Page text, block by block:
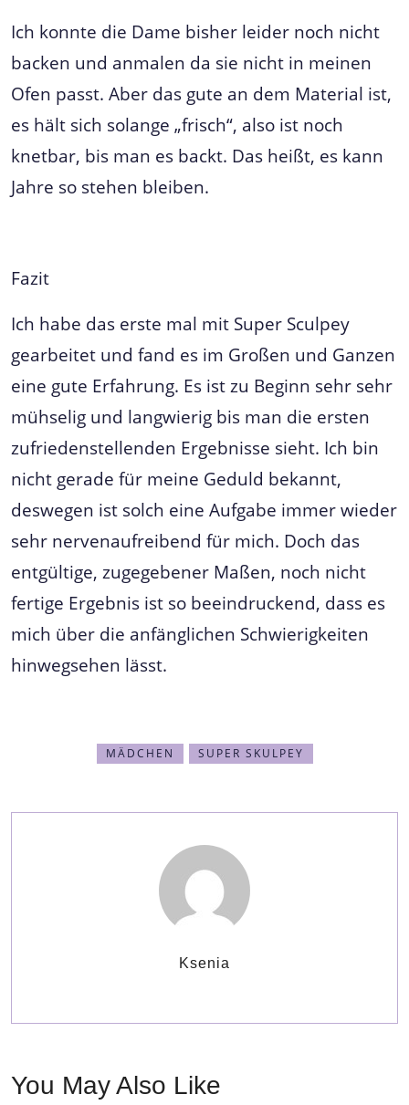
Ich konnte die Dame bisher leider noch nicht
backen und anmalen da sie nicht in meinen
Ofen passt. Aber das gute an dem Material ist,
es hält sich solange „frisch“, also ist noch
knetbar, bis man es backt. Das heißt, es kann
Jahre so stehen bleiben.
Fazit
Ich habe das erste mal mit Super Sculpey
gearbeitet und fand es im Großen und Ganzen
eine gute Erfahrung. Es ist zu Beginn sehr sehr
mühselig und langwierig bis man die ersten
zufriedenstellenden Ergebnisse sieht. Ich bin
nicht gerade für meine Geduld bekannt,
deswegen ist solch eine Aufgabe immer wieder
sehr nervenaufreibend für mich. Doch das
entgültige, zugegebener Maßen, noch nicht
fertige Ergebnis ist so beeindruckend, dass es
mich über die anfänglichen Schwierigkeiten
hinwegsehen lässt.
MÄDCHEN SUPER SKULPEY
Ksenia
You May Also Like